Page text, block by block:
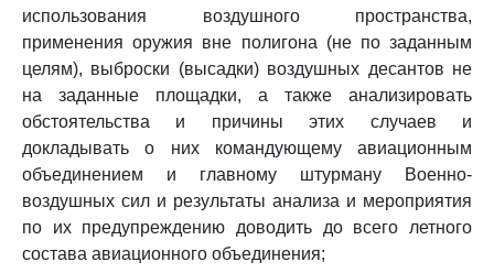
использования воздушного пространства,
применения оружия вне полигона (не по заданным
целям), выброски (высадки) воздушных десантов не
на заданные площадки, а также анализировать
обстоятельства и причины этих случаев и
докладывать о них командующему авиационным
объединением и главному штурману Военно-
воздушных сил и результаты анализа и мероприятия
по их предупреждению доводить до всего летного
состава авиационного объединения;